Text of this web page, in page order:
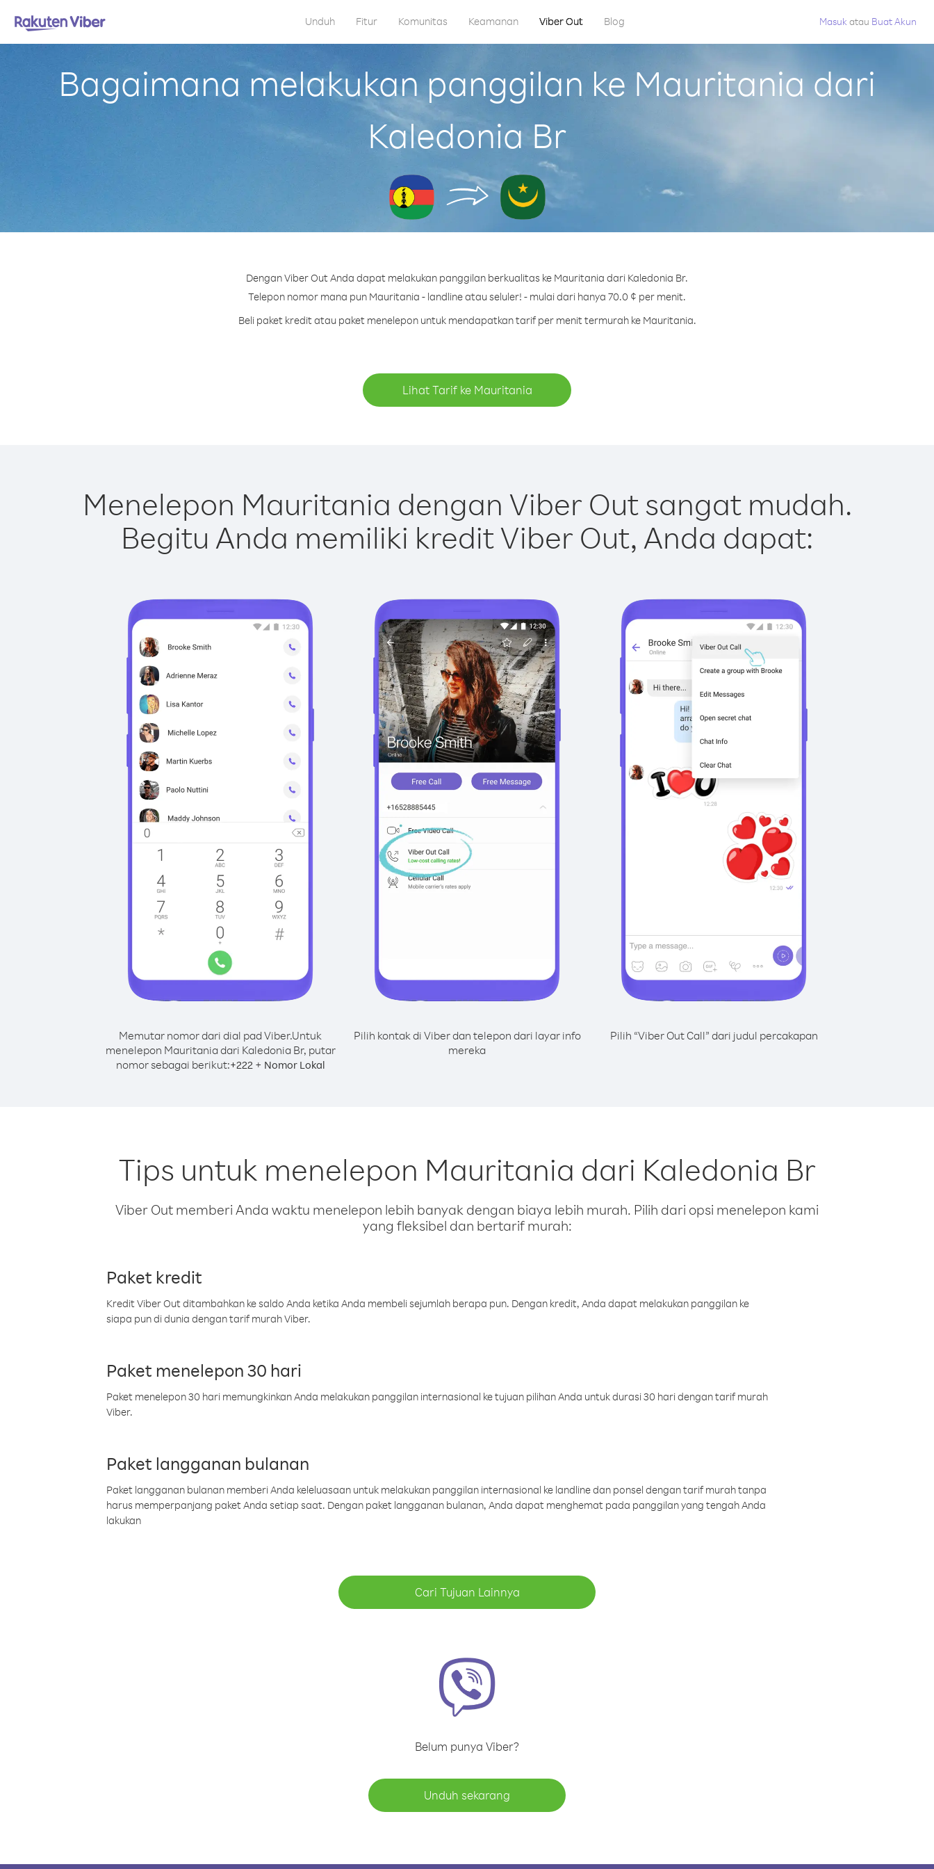
Unduh Fitur Komunitas Keamanan Viber Out Blog Masuk atau Buat Akun
Bagaimana melakukan panggilan ke Mauritania dari
Kaledonia Br
Dengan Viber Out Anda dapat melakukan panggilan berkualitas ke Mauritania dari Kaledonia Br.
Telepon nomor mana pun Mauritania - landline atau seluler! - mulai dari hanya 70.0 ¢ per menit.
Beli paket kredit atau paket menelepon untuk mendapatkan tarif per menit termurah ke Mauritania.
Lihat Tarif ke Mauritania
Menelepon Mauritania dengan Viber Out sangat mudah.
Begitu Anda memiliki kredit Viber Out, Anda dapat:
Memutar nomor dari dial pad Viber.Untuk
menelepon Mauritania dari Kaledonia Br, putar
nomor sebagai berikut:+222+ Nomor Lokal
Pilih kontak di Viber dan telepon dari layar info
mereka
Pilih “Viber Out Call” dari judul percakapan
Tips untuk menelepon Mauritania dari Kaledonia Br
Viber Out memberi Anda waktu menelepon lebih banyak dengan biaya lebih murah. Pilih dari opsi menelepon kami
yang fleksibel dan bertarif murah:
Paket kredit
Kredit Viber Out ditambahkan ke saldo Anda ketika Anda membeli sejumlah berapa pun. Dengan kredit, Anda dapat melakukan panggilan ke
siapa pun di dunia dengan tarif murah Viber.
Paket menelepon 30 hari
Paket menelepon 30 hari memungkinkan Anda melakukan panggilan internasional ke tujuan pilihan Anda untuk durasi 30 hari dengan tarif murah
Viber.
Paket langganan bulanan
Paket langganan bulanan memberi Anda keleluasaan untuk melakukan panggilan internasional ke landline dan ponsel dengan tarif murah tanpa
harus memperpanjang paket Anda setiap saat. Dengan paket langganan bulanan, Anda dapat menghemat pada panggilan yang tengah Anda
lakukan
Cari Tujuan Lainnya
Belum punya Viber?
Unduh sekarang